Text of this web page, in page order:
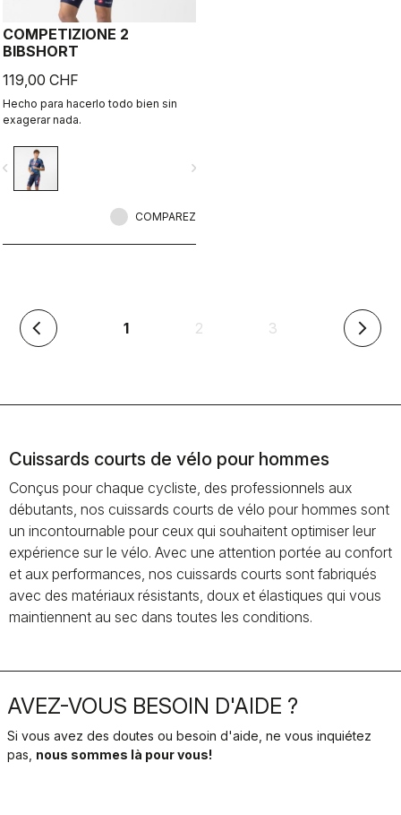
COMPETIZIONE 2
BIBSHORT
119,00 CHF
Hecho para hacerlo todo bien sin
exagerar nada.
navigate_next
COMPAREZ
arrow_back_ios 1(en
2 3 arrow_forward_ios
Cuissards courts de vélo pour hommes
Conçus pour chaque cycliste, des professionnels aux
débutants, nos cuissards courts de vélo pour hommes sont
un incontournable pour ceux qui souhaitent optimiser leur
expérience sur le vélo. Avec une attention portée au confort
et aux performances, nos cuissards courts sont fabriqués
avec des matériaux résistants, doux et élastiques qui vous
maintiennent au sec dans toutes les conditions.
AVEZ-VOUS BESOIN D'AIDE ?
Si vous avez des doutes ou besoin d'aide, ne vous inquiétez
pas, nous sommes là pour vous!